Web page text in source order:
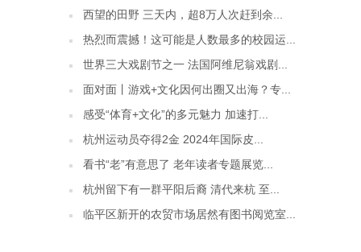
西望的田野 三天内，超8万人次赶到余...
热烈而震撼！这可能是人数最多的校园运...
世界三大戏剧节之一 法国阿维尼翁戏剧...
面对面丨游戏+文化因何出圈又出海？专...
感受“体育+文化”的多元魅力 加速打...
杭州运动员夺得2金 2024年国际皮...
看书“老”有意思了 老年读者专题展览...
杭州留下有一群平阳后裔 清代来杭 至...
临平区新开的农贸市场居然有图书阅览室...